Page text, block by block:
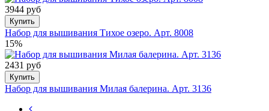
3944 руб
Купить
Набор для вышивания Тихое озеро. Арт. 8008
15%
2431 руб
Купить
Набор для вышивания Милая балерина. Арт. 3136